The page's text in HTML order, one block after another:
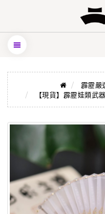
霹靂嚴
【現貨】霹靂娃類武